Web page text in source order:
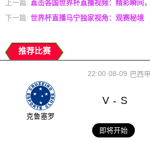
上一篇: 直击各国世界杯直播视频：精彩瞬间
下一篇: 世界杯直播马宁独家视角：观赛秘境
推荐比赛
08-09
22:00 巴西甲
克鲁塞罗
V - S
即将开始